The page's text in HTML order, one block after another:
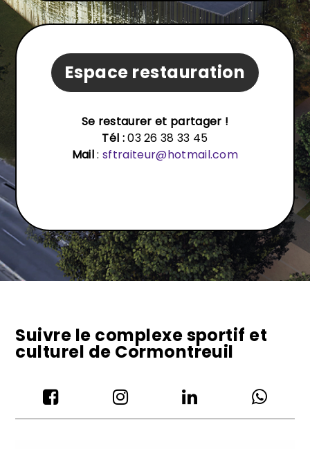
Espace restauration
Se restaurer et partager !
Tél :03 26 38 33 45
Mail:sftraiteur@hotmail.com
Suivre le complexe sportif et
culturel de Cormontreuil
   